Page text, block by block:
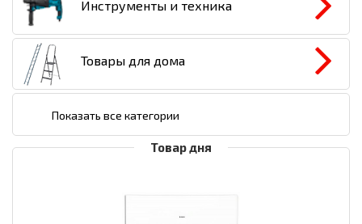
Инструменты и техника
Товары для дома
Показать все категории
Товар дня